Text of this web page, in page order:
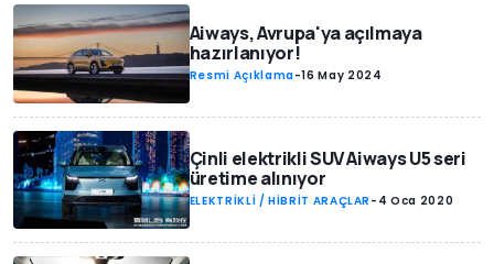
Aiways, Avrupa'ya açılmaya
hazırlanıyor!
Resmi Açıklama-16 May 2024
Çinli elektrikli SUV Aiways U5 seri
üretime alınıyor
ELEKTRİKLİ / HİBRİT ARAÇLAR - 4 Oca 2020